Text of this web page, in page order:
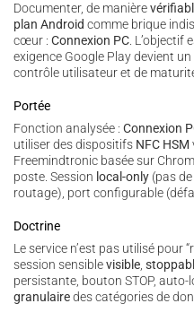
Documenter, de manière
plan Android comme brique
cœur : Connexion PC. L’objectif
exigence Google Play devient un
contrôle utilisateur et de
Portée
Fonction analysée : Connexion
utiliser des dispositifs NFC HSM
Freemindtronic basée sur
poste. Session local-only (pas
routage), port configurable
Doctrine
Le service n’est pas utilisé pour
session sensiblevisible,
persistante, bouton STOP, auto-
granulairedes catégories de